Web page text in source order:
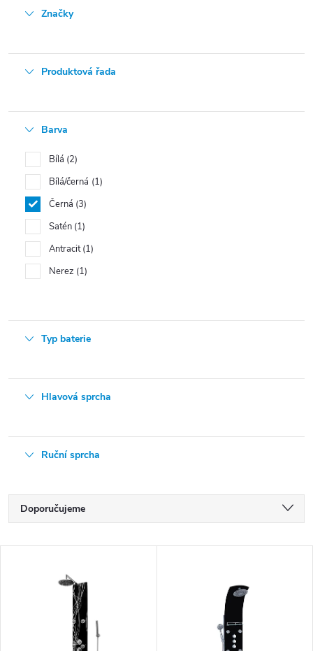
Značky
Produktová řada
Barva
Bílá 2
Bílá/černá 1
Černá 3
Satén 1
Antracit 1
Nerez 1
Typ baterie
Hlavová sprcha
Ruční sprcha
a
z
Doporučujeme
Nejprodávanější